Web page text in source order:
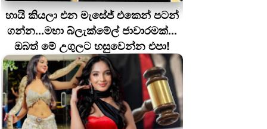
හායි කියලා එන මැසේජ් එකෙන් පටන්
ගන්න...මහා බ්ලැක්මේල් ජාවාරමක්...
ඔබත් මේ උගුලට හසුවෙන්න එපා!